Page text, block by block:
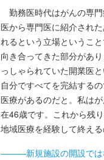
勤務医時代はがんの専
医から専門医に紹介され
れるという立場というこ
向き合ってきた部分があ
っしゃられていた開業医
自分ですべてを完結する
医療があるのだと。私は
在46歳です。これから残
地域医療を経験して終え
―――新規施設の開設では